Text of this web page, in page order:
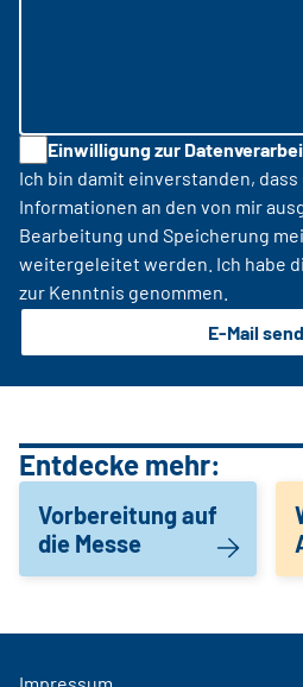
Einwilligung zur
Ich bin damit einverstanden,
Informationen an den von mir
Bearbeitung und Speicherung
weitergeleitet werden. Ich habe
zur Kenntnis genommen.
E-Mail
Entdecke mehr:
Vorbereitung auf
die Messe